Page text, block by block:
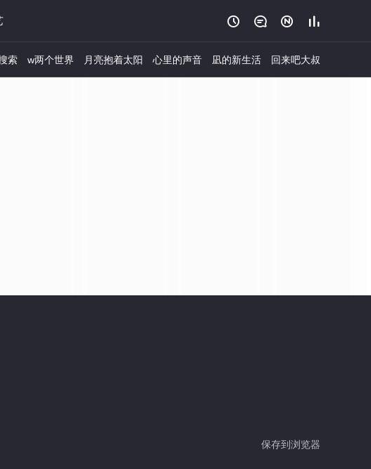
   
索 w两个世界 月亮抱着太阳 心里的声音 凪的新生活 回来吧大叔
保存到浏览器